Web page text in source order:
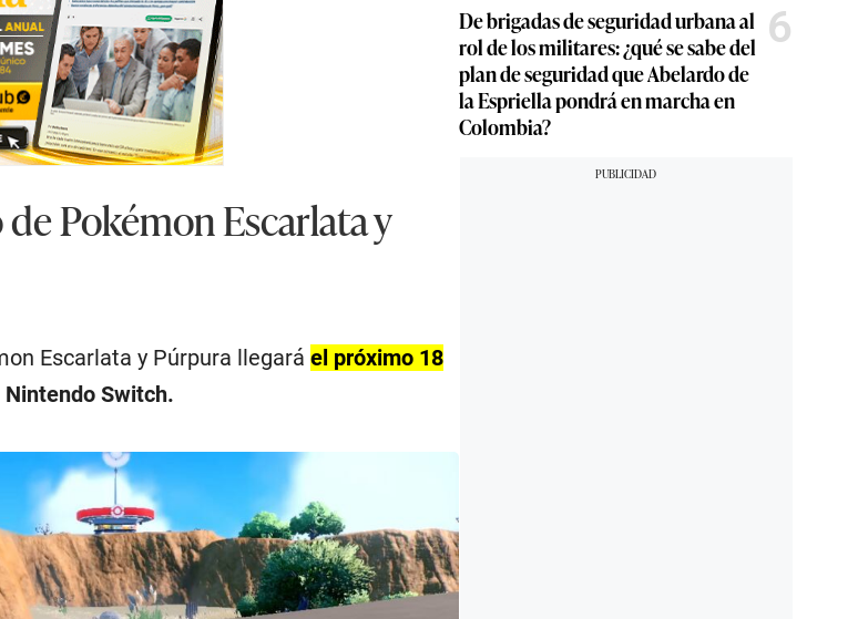
Pokémon Escarlata y
Escarlata y Púrpura llegará el próximo 18
Switch.
De brigadas de seguridad urbana al
rol de los militares: ¿qué se sabe del
plan de seguridad que Abelardo de
la Espriella pondrá en marcha en
Colombia?
6